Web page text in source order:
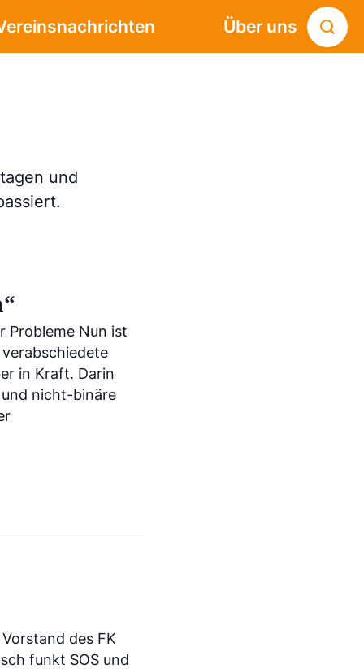
Über uns
und
Probleme Nun ist
in Kraft. Darin
nicht-binäre
des FK
funkt SOS und